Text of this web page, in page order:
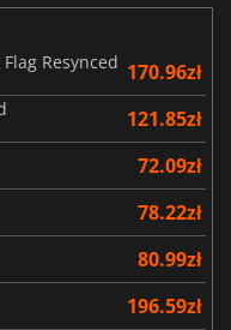
Resynced 170.96zł
121.85zł
72.09zł
78.22zł
80.99zł
196.59zł